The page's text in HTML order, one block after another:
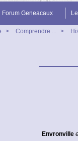
Forum Geneacaux
> Comprendre ... >
Envronville